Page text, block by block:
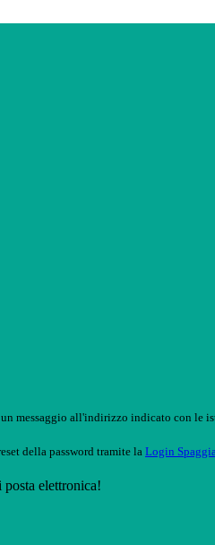
messaggio all'indirizzo indicato con le
della password tramite la Login
elettronica!